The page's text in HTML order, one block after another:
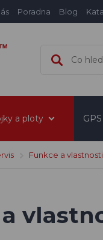
Poradna Blog
a ploty
Funkce a